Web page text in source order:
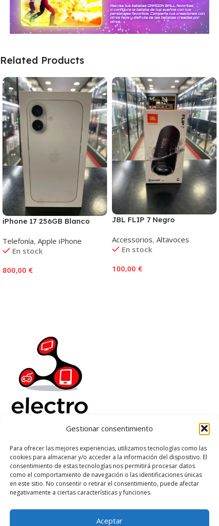
Gestionar consentimiento
Para ofrecer las mejores experiencias, utilizamos tecnologías como las
cookies para almacenar y/o acceder a la información del dispositivo. El
consentimiento de estas tecnologías nos permitirá procesar datos
como el comportamiento de navegación o las identificaciones únicas
en este sitio. No consentir o retirar el consentimiento, puede afectar
negativamente a ciertas características y funciones.
Aceptar
Related Products
iPhone 17 256GB Blanco
Telefonía, Apple iPhone
En stock
800,00 €
JBL FLIP 7 Negro
Accessorios, Altavoces
En stock
100,00 €
Electrorenover
Ayuda
Legal
Suscribete